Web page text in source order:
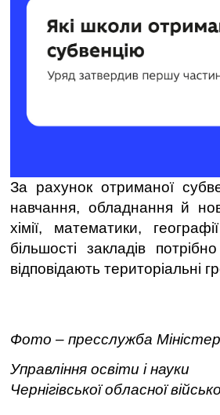
За рахунок отриманої
навчання, обладнання й
хімії, математики,
більшості закладів
відповідають територіальні
Фото – пресслужба
Управління освіти і науки
Чернігівської обласної